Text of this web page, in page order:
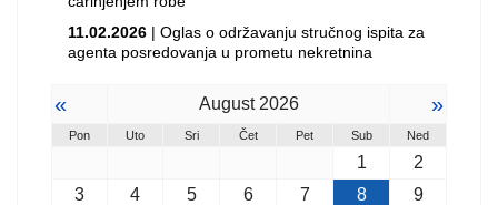
11.02.2026 | Oglas o održavanju stručnog ispita za
agenta posredovanja u prometu nekretnina
« August 2026 »
Pon Uto Sri Čet Pet Sub Ned
1
2
3
4 5 6 7 8
9